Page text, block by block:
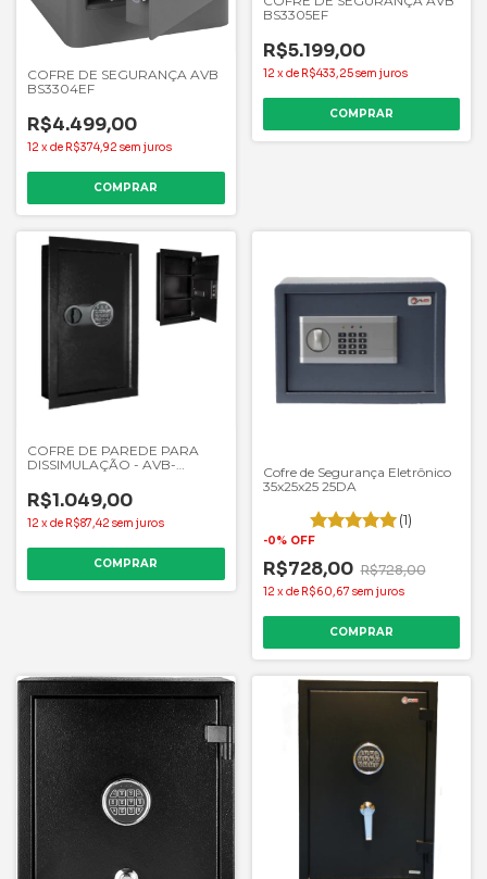
COFRE DE SEGURANÇA AVB
BS3304EF
R$4.499,00
12 xde R$374,92 sem juros
BS3305EF
R$5.199,00
12 xde R$433,25sem juros
COFRE DE PAREDE PARA
DISSIMULAÇÃO - AVB-
R$1.049,00
12 xde R$87,42 sem juros
Cofre de Segurança Eletrônico
35x25x25 25DA
(1)
-0% OFF
R$728,00 R$728,00
12 xde R$60,67 sem juros